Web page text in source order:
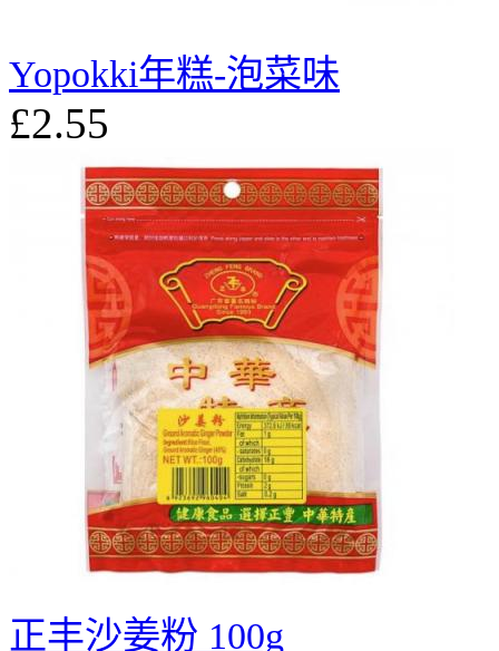
Yopokki年糕-泡菜味
£2.55
正丰沙姜粉 100g